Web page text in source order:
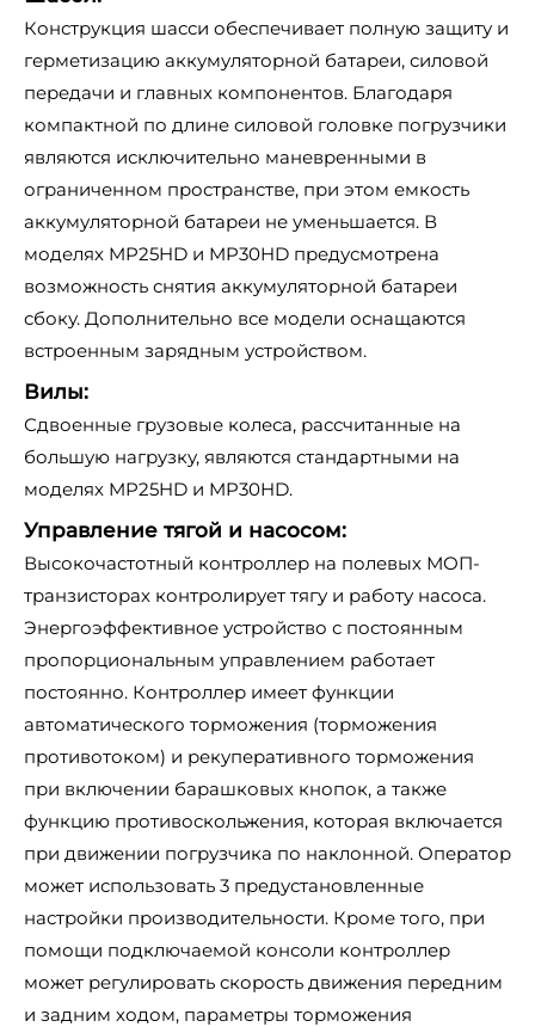
Конструкция шасси обеспечивает полную защиту и
герметизацию аккумуляторной батареи, силовой
передачи и главных компонентов. Благодаря
компактной по длине силовой головке погрузчики
являются исключительно маневренными в
ограниченном пространстве, при этом емкость
аккумуляторной батареи не уменьшается. В
моделях MP25HD и MP30HD предусмотрена
возможность снятия аккумуляторной батареи
сбоку. Дополнительно все модели оснащаются
встроенным зарядным устройством.
Вилы:
Сдвоенные грузовые колеса, рассчитанные на
большую нагрузку, являются стандартными на
моделях MP25HD и MP30HD.
Управление тягой и насосом:
Высокочастотный контроллер на полевых МОП-
транзисторах контролирует тягу и работу насоса.
Энергоэффективное устройство с постоянным
пропорциональным управлением работает
постоянно. Контроллер имеет функции
автоматического торможения (торможения
противотоком) и рекуперативного торможения
при включении барашковых кнопок, а также
функцию противоскольжения, которая включается
при движении погрузчика по наклонной. Оператор
может использовать 3 предустановленные
настройки производительности. Кроме того, при
помощи подключаемой консоли контроллер
может регулировать скорость движения передним
и задним ходом, параметры торможения